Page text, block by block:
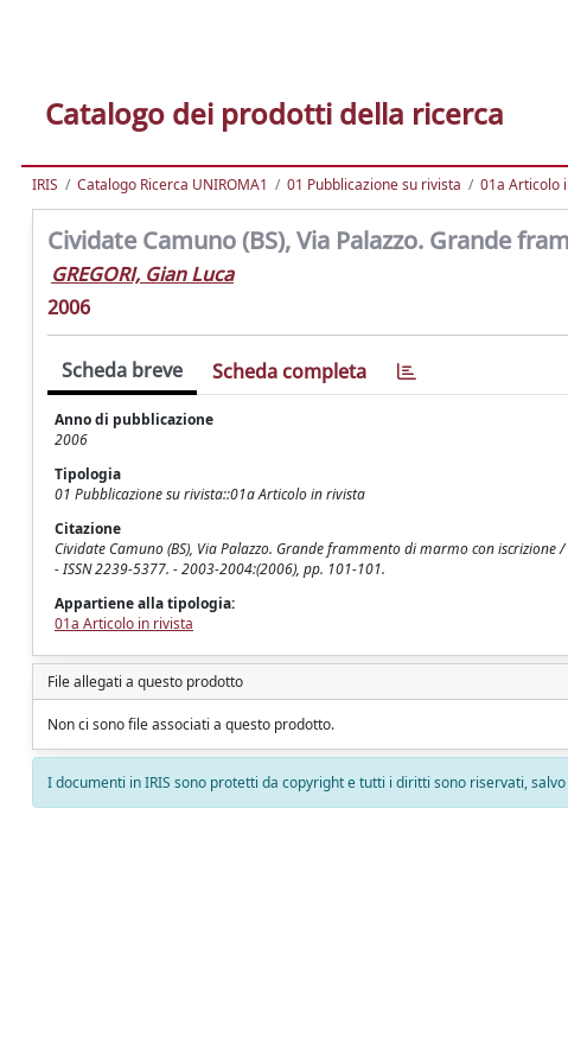
Catalogo dei prodotti della ricerca
IRIS Catalogo Ricerca UNIROMA1 01 Pubblicazione su rivista 01a Articolo
Cividate Camuno (BS), Via Palazzo. Grande
GREGORI, Gian Luca
2006
Scheda breve Scheda completa
Anno di pubblicazione
2006
Tipologia
01 Pubblicazione su rivista::01a Articolo in rivista
Citazione
Cividate Camuno (BS), Via Palazzo. Grande frammento di marmo con iscrizione /
- ISSN 2239-5377. - 2003-2004:(2006), pp. 101-101.
Appartiene alla tipologia:
01a Articolo in rivista
File allegati a questo prodotto
Non ci sono file associati a questo prodotto.
I documenti in IRIS sono protetti da copyright e tutti i diritti sono riservati,